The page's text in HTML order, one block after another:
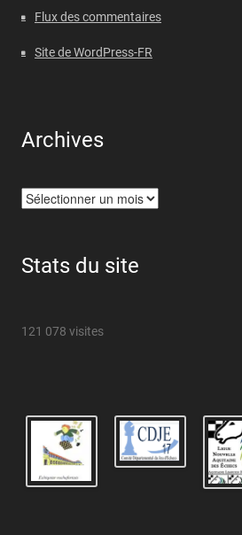
Flux des commentaires
Site de WordPress-FR
Archives
Archives
Stats du site
121 078 visites